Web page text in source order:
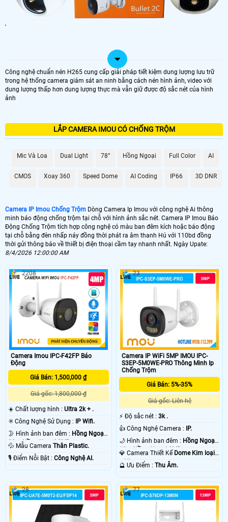
'
Công nghệ chuẩn nén H265 cung cấp giải pháp tiết kiệm dung lượng lưu trữ
trong hệ thống camera giám sát an ninh bằng cách nén hình ảnh, video với
dung lượng thấp hơn dung lượng thực mà vẫn giữ được độ sắc nét của hình
ảnh
LẮP CAMERA IMOU CÓ CHỐNG TRỘM
Mic Và Loa Dual Light 78° Hồng Ngoại Full Color AI
CMOS Xoay 360 Speed Dome AI Coding IP66 3D DNR
Camera IP Imou Chống Trộm Dòng Camera Ip Imou với công nghệ Ai thông
minh báo động chống trộm tại chỗ với hình ảnh sắc nét. Camera IP Imou Báo
Động Chống Trộm tích hợp công nghệ có màu ban đêm kích hoặc báo động
tại chỗ bằng đèn nhấp náy đồng thời phát ra âm thanh Hú với 110bd đồng
thời gửi thông báo về thiết bị điện thoại cầm tay nhanh nhất. Ngày Upate:
8/4/2026 12:00:00 AM
Camera Imou IPC-F42FP Báo
Động
Giá Bán: 1,500,000 ₫
Giá gốc: 1,800,000 ₫
☀️ Chất lượng hình : Ultra 2k + .
✳️ Công Nghệ Sử Dụng :
IP Wifi.
🌛 Hình ảnh ban đêm : Hồng Ngoại
30m Hồng Ngoại SMD.
💦 Mẫu Camera Thân Plastic.
️🎙 Điểm Nỗi Bật : Công Nghệ AI.
2208
Camera IP WiFi 5MP IMOU IPC-
S3EP-5M0WE-PRO Thông Minh Ip
Chống Trộm
Giá Bán: 5%-35%
Giá gốc: Liên hệ
️⚡ Độ sắc nét :3k .
👍 Công Nghệ Camera : IP.
🌙 Hình ảnh ban đêm : Hồng Ngoại
10m Hồng Ngoại SMD.
💎 Camera Thiết Kế Dome Kim loại
+ Nhựa.
️🔮 Ưu Điểm :Thu Âm.
23
28 77